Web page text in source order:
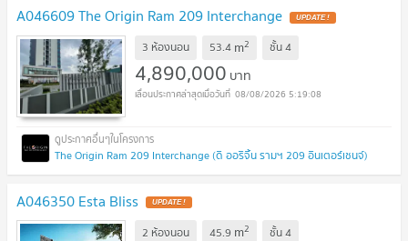
A046609 The Origin Ram 209 Interchange UPDATE !
3 ห้องนอน 53.4 m2 ชั้น4
4,890,000 บาท
08/08/2026 5:19:08
The Origin Ram 209 Interchange (ดิ ออริจิ้น รามฯ 209 อินเตอร์เชนจ์)
A046350 Esta Bliss UPDATE !
2 ห้องนอน 45.9 m2 ชั้น4